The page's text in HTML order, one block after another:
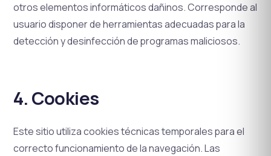
otros elementos informáticos dañinos. Corresponde al
usuario disponer de herramientas adecuadas para la
detección y desinfección de programas maliciosos.
4. Cookies
Este sitio utiliza cookies técnicas temporales para el
correcto funcionamiento de la navegación. Las